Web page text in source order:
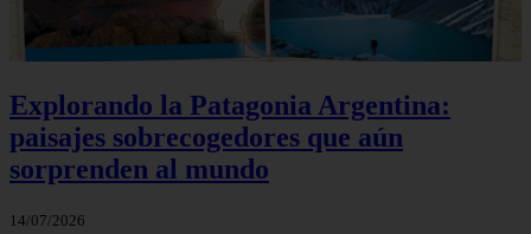
Explorando la Patagonia Argentina:
paisajes sobrecogedores que aún
sorprenden al mundo
14/07/2026